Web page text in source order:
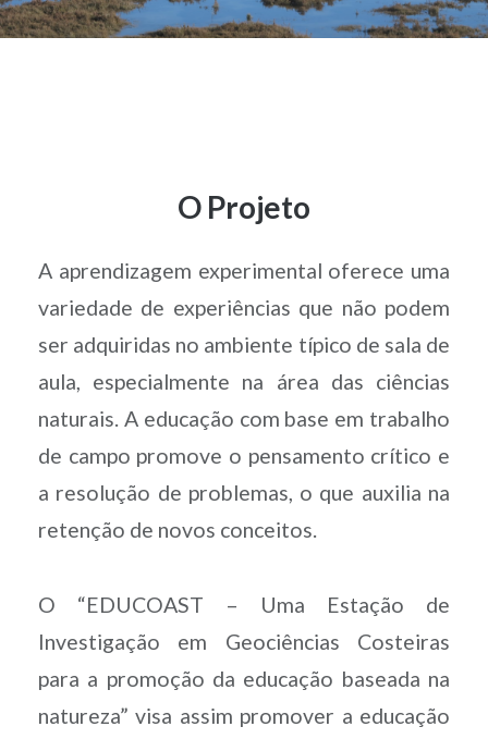
O Projeto
A aprendizagem experimental oferece uma
variedade de experiências que não podem
ser adquiridas no ambiente típico de sala de
aula, especialmente na área das ciências
naturais. A educação com base em trabalho
de campo promove o pensamento crítico e
a resolução de problemas, o que auxilia na
retenção de novos conceitos.
O “EDUCOAST – Uma Estação de
Investigação em Geociências Costeiras
para a promoção da educação baseada na
natureza” visa assim promover a educação